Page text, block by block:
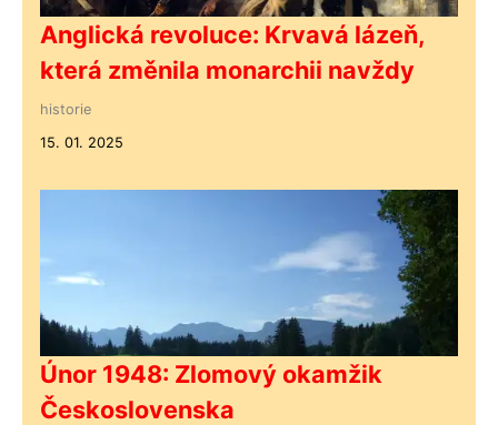
Anglická revoluce: Krvavá lázeň,
která změnila monarchii navždy
historie
15. 01. 2025
Únor 1948: Zlomový okamžik
Československa